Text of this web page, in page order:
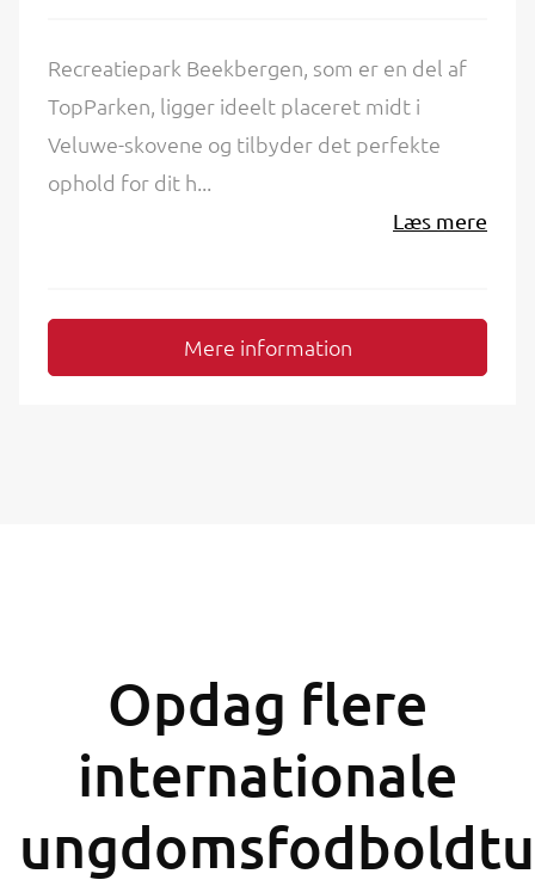
Recreatiepark Beekbergen, som er en del af
TopParken, ligger ideelt placeret midt i
Veluwe-skovene og tilbyder det perfekte
ophold for dit h...
Læs mere
Mere information
Opdag flere
internationale